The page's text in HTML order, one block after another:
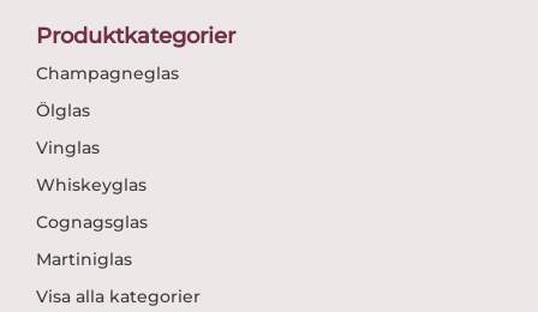
Produktkategorier
Champagneglas
Ölglas
Vinglas
Whiskeyglas
Cognagsglas
Martiniglas
Visa alla kategorier